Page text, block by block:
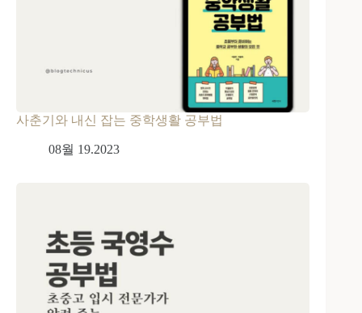
사춘기와 내신 잡는 중학생활 공부법
08월 19.2023